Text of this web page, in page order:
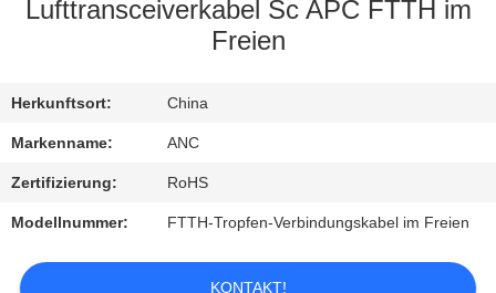
MIT
UNS
IN
VERBINDUNG
Lufttransceiverkabel Sc APC FTTH im
Freien
Herkunftsort: China
Markenname: ANC
Zertifizierung: RoHS
Modellnummer: FTTH-Tropfen-Verbindungskabel im Freien
KONTAKT!